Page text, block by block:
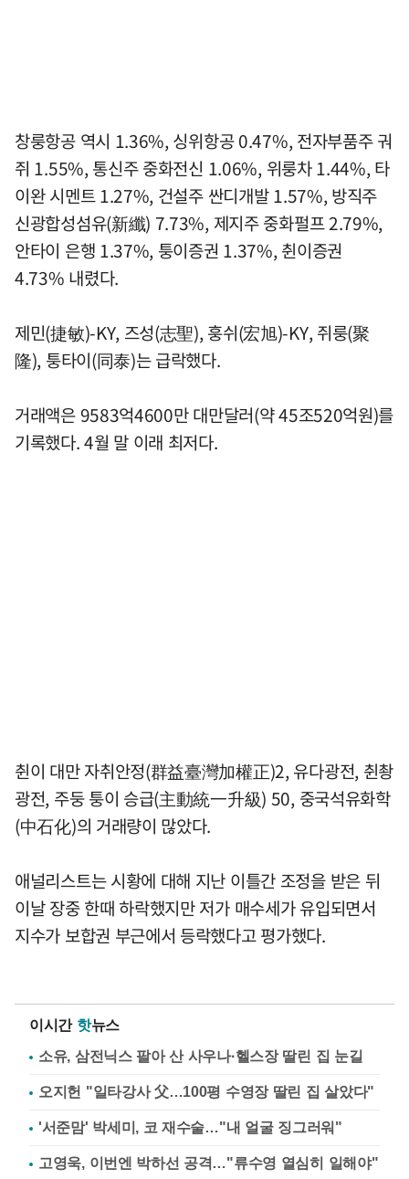
창룽항공 역시 1.36%, 싱위항공 0.47%, 전자부품주 궈
쥐 1.55%, 통신주 중화전신 1.06%, 위룽차 1.44%, 타
이완 시멘트 1.27%, 건설주 싼디개발 1.57%, 방직주
신광합성섬유(新纖) 7.73%, 제지주 중화펄프 2.79%,
안타이 은행 1.37%, 퉁이증권 1.37%, 췬이증권
4.73% 내렸다.
제민(捷敏)-KY, 즈성(志聖), 훙쉬(宏旭)-KY, 쥐룽(聚
隆), 퉁타이(同泰)는 급락했다.
거래액은 9583억4600만 대만달러(약 45조520억원)를
기록했다. 4월 말 이래 최저다.
췬이 대만 자취안정(群益臺灣加權正)2, 유다광전, 췬촹
광전, 주둥 퉁이 승급(主動統一升級) 50, 중국석유화학
(中石化)의 거래량이 많았다.
애널리스트는 시황에 대해 지난 이틀간 조정을 받은 뒤
이날 장중 한때 하락했지만 저가 매수세가 유입되면서
지수가 보합권 부근에서 등락했다고 평가했다.
이시간 핫뉴스
소유, 삼전닉스 팔아 산 사우나·헬스장 딸린 집 눈길
오지헌 "일타강사 父…100평 수영장 딸린 집 살았다"
'서준맘' 박세미, 코 재수술…"내 얼굴 징그러워"
고영욱, 이번엔 박하선 공격…"류수영 열심히 일해야"